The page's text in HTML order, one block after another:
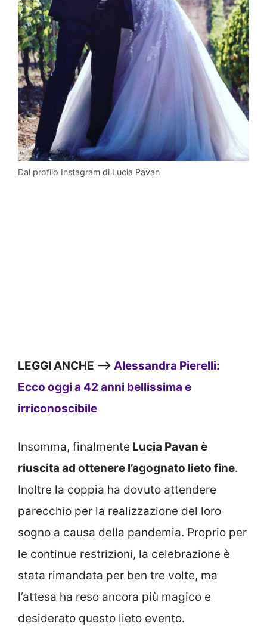
Dal profilo Instagram di Lucia Pavan
LEGGI ANCHE —> Alessandra Pierelli:
Ecco oggi a 42 anni bellissima e
irriconoscibile
Insomma, finalmente Lucia Pavan è
riuscita ad ottenere l’agognato lieto fine.
Inoltre la coppia ha dovuto attendere
parecchio per la realizzazione del loro
sogno a causa della pandemia. Proprio per
le continue restrizioni, la celebrazione è
stata rimandata per ben tre volte, ma
l’attesa ha reso ancora più magico e
desiderato questo lieto evento.